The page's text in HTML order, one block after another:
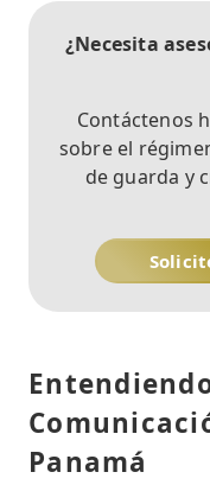
¿Necesita
Contáctenos
sobre el
de guarda y
Panamá